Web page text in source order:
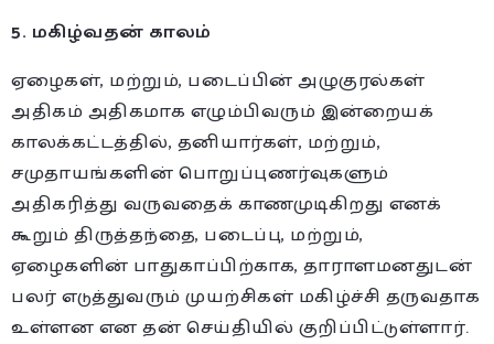
5. மகிழ்வதன் காலம்
ஏழைகள், மற்றும், படைப்பின் அழுகுரல்கள்
அதிகம் அதிகமாக எழும்பிவரும் இன்றையக்
காலக்கட்டத்தில், தனியார்கள், மற்றும்,
சமுதாயங்களின் பொறுப்புணர்வுகளும்
அதிகரித்து வருவதைக் காணமுடிகிறது எனக்
கூறும் திருத்தந்தை, படைப்பு, மற்றும்,
ஏழைகளின் பாதுகாப்பிற்காக, தாராளமனதுடன்
பலர் எடுத்துவரும் முயற்சிகள் மகிழ்ச்சி தருவதாக
உள்ளன என தன் செய்தியில் குறிப்பிட்டுள்ளார்.